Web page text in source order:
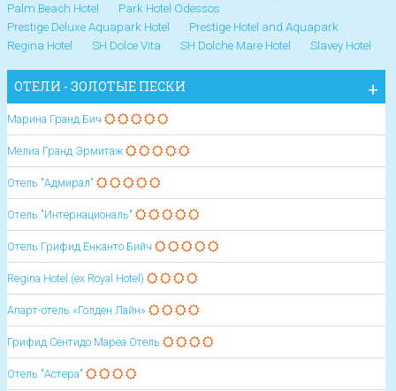
Palm Beach Hotel
Park Hotel Odessos
Prestige Deluxe Aquapark Hotel
Prestige Hotel and Aquapark
Regina Hotel
SH Dolce Vita SH Dolche Mare Hotel Slavey Hotel
ОТЕЛИ - ЗОЛОТЫЕ ПЕСКИ
Марина Гранд Бич
Мелиа Гранд Эрмитаж
Отель "Адмирал"
Отель "Интернациональ"
Отель Грифид Енканто Бийч
Regina Hotel (ex Royal Hotel)
Апарт-отель «Голден Лайн»
Грифид Сентидо Мареа Oтель
Отель "Астера"